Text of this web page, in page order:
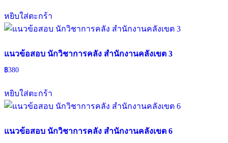
หยิบใส่ตะกร้า
แนวข้อสอบ นักวิชาการคลัง สำนักงานคลังเขต 3
฿380
หยิบใส่ตะกร้า
แนวข้อสอบ นักวิชาการคลัง สำนักงานคลังเขต 6